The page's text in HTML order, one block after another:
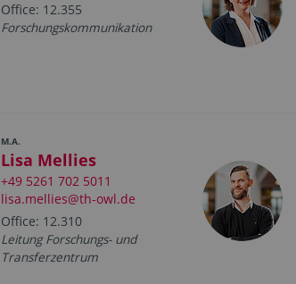
Office: 12.355
Forschungskommunikation
M.A.
Lisa Mellies
+49 5261 702 5011
lisa.mellies@th-owl.de
Office: 12.310
Leitung Forschungs- und
Transferzentrum